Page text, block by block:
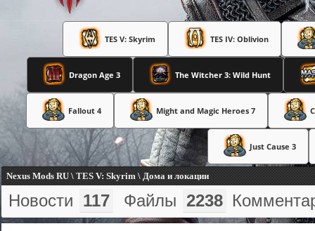
TES V: Skyrim TES IV: Oblivion
Dragon Age 3 The Witcher 3: Wild Hunt
Fallout 4 Might and Magic Heroes 7
Just Cause 3
Nexus Mods RU \ TES V: Skyrim \ Дома и локации
Новости 117 Файлы 2238